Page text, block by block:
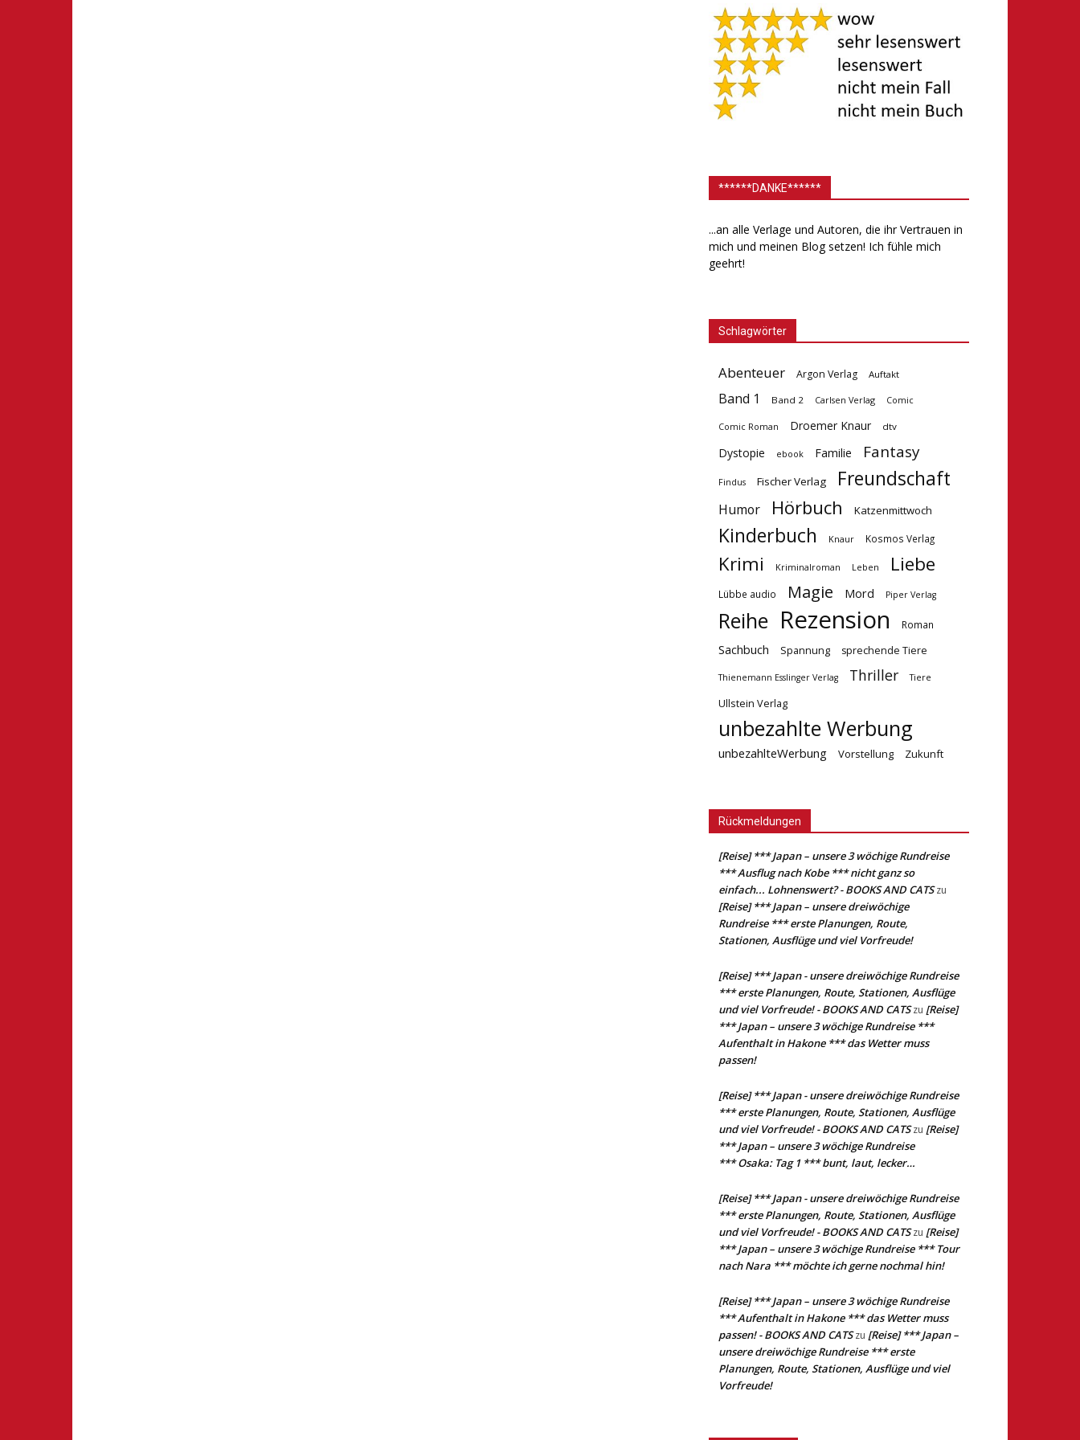
******DANKE******
...an alle Verlage und Autoren, die ihr Vertrauen in
mich und meinen Blog setzen! Ich fühle mich
geehrt!
Schlagwörter
Abenteuer Argon Verlag Auftakt
Band 1 Band 2 Carlsen Verlag Comic
Comic Roman Droemer Knaur dtv
Dystopie ebook Familie Fantasy
Findus Fischer Verlag Freundschaft
Humor Hörbuch Katzenmittwoch
Kinderbuch Knaur Kosmos Verlag
Krimi Kriminalroman Leben Liebe
Lübbe audio Magie Mord Piper Verlag
Reihe Rezension Roman
Sachbuch Spannung sprechende Tiere
Thienemann Esslinger Verlag Thriller Tiere
Ullstein Verlag
unbezahlte Werbung
unbezahlteWerbung Vorstellung Zukunft
Rückmeldungen
[Reise] *** Japan – unsere 3 wöchige Rundreise
*** Ausflug nach Kobe *** nicht ganz so
einfach... Lohnenswert? - BOOKS AND CATSzu
[Reise] *** Japan – unsere dreiwöchige
Rundreise *** erste Planungen, Route,
Stationen, Ausflüge und viel Vorfreude!
[Reise] *** Japan - unsere dreiwöchige Rundreise
*** erste Planungen, Route, Stationen, Ausflüge
und viel Vorfreude! - BOOKS AND CATSzu [Reise]
*** Japan – unsere 3 wöchige Rundreise ***
Aufenthalt in Hakone *** das Wetter muss
passen!
[Reise] *** Japan - unsere dreiwöchige Rundreise
*** erste Planungen, Route, Stationen, Ausflüge
und viel Vorfreude! - BOOKS AND CATSzu [Reise]
*** Japan – unsere 3 wöchige Rundreise
*** Osaka: Tag 1 *** bunt, laut, lecker…
[Reise] *** Japan - unsere dreiwöchige Rundreise
*** erste Planungen, Route, Stationen, Ausflüge
und viel Vorfreude! - BOOKS AND CATSzu [Reise]
*** Japan – unsere 3 wöchige Rundreise *** Tour
nach Nara *** möchte ich gerne nochmal hin!
[Reise] *** Japan – unsere 3 wöchige Rundreise
*** Aufenthalt in Hakone *** das Wetter muss
passen! - BOOKS AND CATSzu [Reise] *** Japan –
unsere dreiwöchige Rundreise *** erste
Planungen, Route, Stationen, Ausflüge und viel
Vorfreude!